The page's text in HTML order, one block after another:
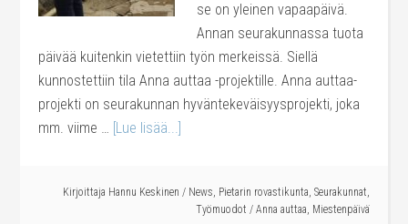
se on yleinen vapaapäivä.
Annan seurakunnassa tuota
päivää kuitenkin vietettiin työn merkeissä. Siellä
kunnostettiin tila Anna auttaa -projektille. Anna auttaa-
projekti on seurakunnan hyväntekeväisyysprojekti, joka
mm. viime … [Lue lisää...]
Kirjoittaja Hannu Keskinen / News, Pietarin rovastikunta, Seurakunnat,
Työmuodot / Anna auttaa, Miestenpäivä